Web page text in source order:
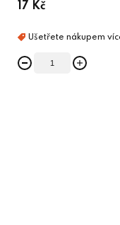
17 Kč